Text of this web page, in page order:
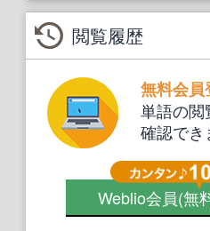
閲覧履歴
無料会員
単語の閲
確認でき
Weblio会員(無